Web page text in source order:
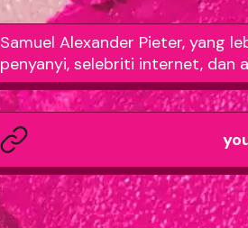
Samuel Alexander Pieter, yang
penyanyi, selebriti internet, dan